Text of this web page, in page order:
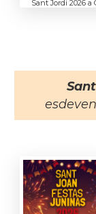
Sant Jordi 2026 a